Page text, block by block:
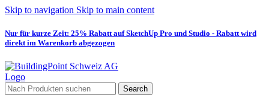
Skip to navigation Skip to main content
Nur für kurze Zeit: 25% Rabatt auf SketchUp Pro und Studio - Rabatt wird
direkt im Warenkorb abgezogen
Search